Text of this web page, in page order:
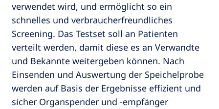
verwendet wird, und ermöglicht so ein
schnelles und verbraucherfreundliches
Screening. Das Testset soll an Patienten
verteilt werden, damit diese es an Verwandte
und Bekannte weitergeben können. Nach
Einsenden und Auswertung der Speichelprobe
werden auf Basis der Ergebnisse effizient und
sicher Organspender und -empfänger